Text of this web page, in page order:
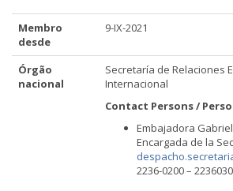
Membro
desde
9-IX-2021
Órgão
nacional
Secretaría de Relaciones
Internacional
Contact Persons /
Embajadora
Encargada de la
2236-0200 –